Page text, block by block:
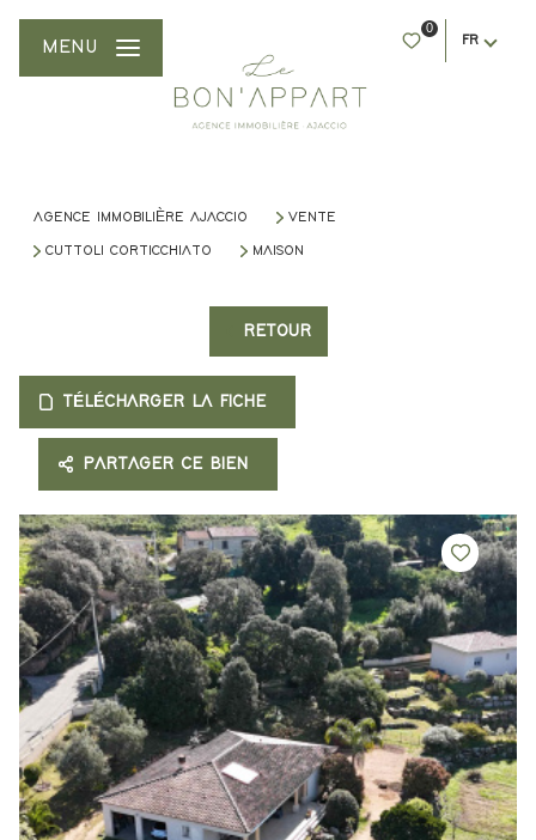
0
FR
MENU
AGENCE IMMOBILIÈRE AJACCIO VENTE
CUTTOLI CORTICCHIATO MAISON
RETOUR
TÉLÉCHARGER LA FICHE
PARTAGER CE BIEN